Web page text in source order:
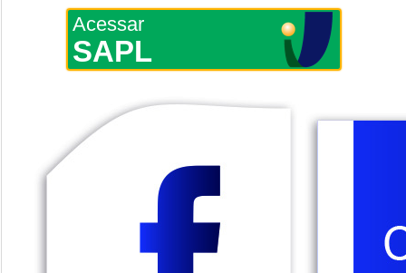
Acessar
SAPL